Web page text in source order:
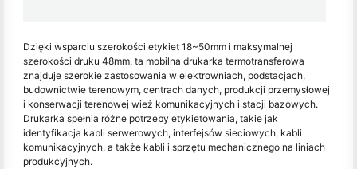
Dzięki wsparciu szerokości etykiet 18~50mm i maksymalnej
szerokości druku 48mm, ta mobilna drukarka termotransferowa
znajduje szerokie zastosowania w elektrowniach, podstacjach,
budownictwie terenowym, centrach danych, produkcji przemysłowej
i konserwacji terenowej wież komunikacyjnych i stacji bazowych.
Drukarka spełnia różne potrzeby etykietowania, takie jak
identyfikacja kabli serwerowych, interfejsów sieciowych, kabli
komunikacyjnych, a także kabli i sprzętu mechanicznego na liniach
produkcyjnych.